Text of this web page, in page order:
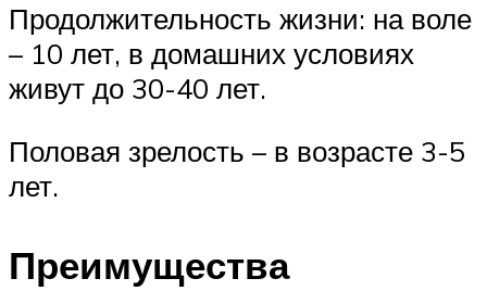
Продолжительность жизни: на воле
– 10 лет, в домашних условиях
живут до 30-40 лет.
Половая зрелость – в возрасте 3-5
лет.
Преимущества